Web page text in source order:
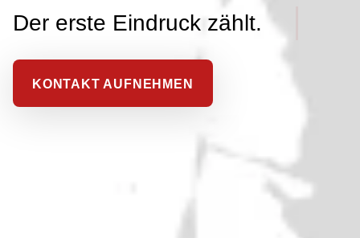
Der erste Eindruck zählt.
KONTAKT AUFNEHMEN